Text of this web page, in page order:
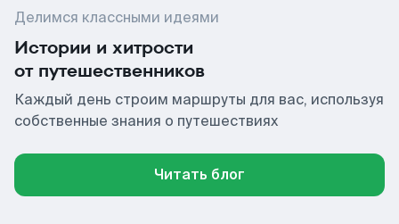
Делимся классными идеями
Истории и хитрости
от путешественников
Каждый день строим маршруты для вас, используя
собственные знания о путешествиях
Читать блог